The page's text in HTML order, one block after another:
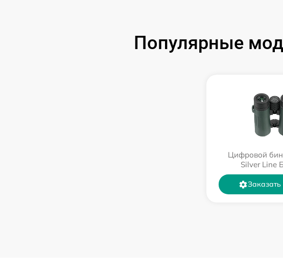
Популярные
Цифровой
Silver Line
Заказать